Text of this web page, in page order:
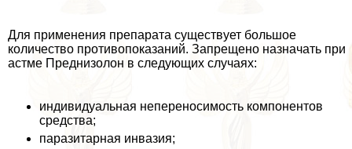
Для применения препарата существует большое
количество противопоказаний. Запрещено назначать при
астме Преднизолон в следующих случаях:
индивидуальная непереносимость компонентов
средства;
паразитарная инвазия;